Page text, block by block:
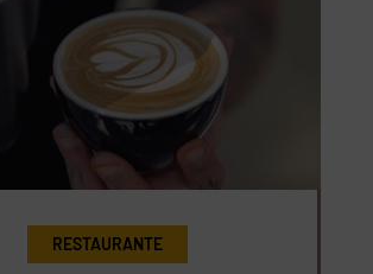
RESTAURANTE